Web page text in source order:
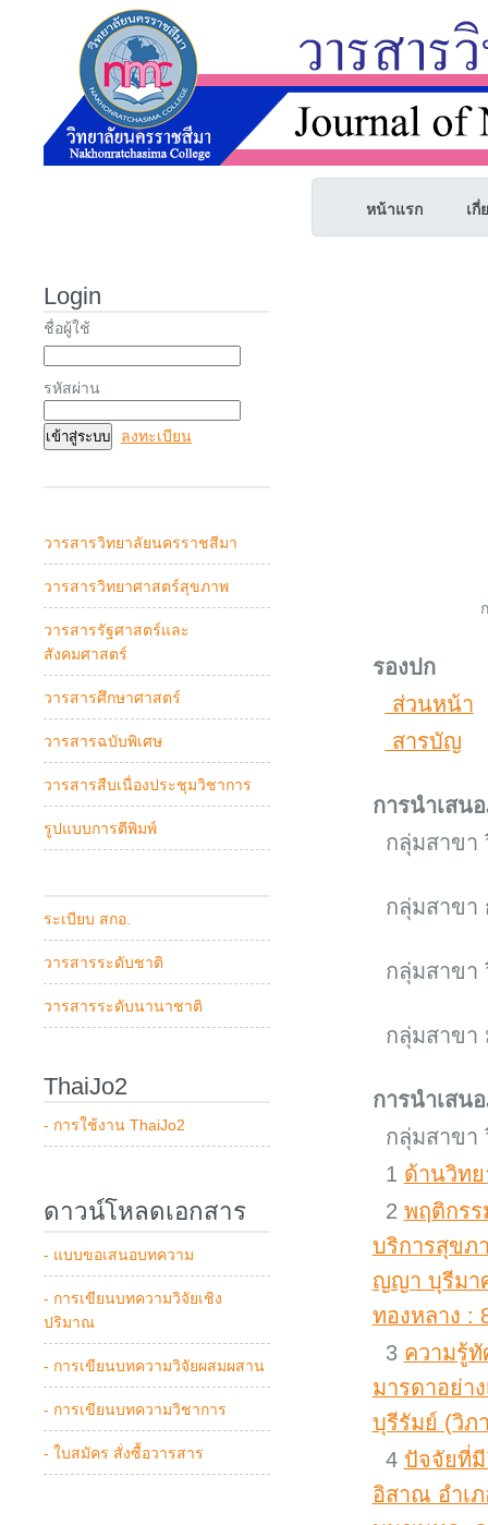
หน้าแรก เกี่
Login
ชื่อผู้ใช้
รหัสผ่าน
ลงทะเบียน
วารสารวิทยาลัยนครราชสีมา
วารสารวิทยาศาสตร์สุขภาพ
วารสารรัฐศาสตร์และ
สังคมศาสตร์
วารสารศึกษาศาสตร์
วารสารฉบับพิเศษ
วารสารสืบเนื่องประชุมวิชาการ
รูปแบบการตีพิมพ์
ระเบียบ สกอ.
วารสารระดับชาติ
วารสารระดับนานาชาติ
ThaiJo2
- การใช้งาน ThaiJo2
ดาวน์โหลดเอกสาร
- แบบขอเสนอบทความ
- การเขียนบทความวิจัยเชิง
ปริมาณ
- การเขียนบทความวิจัยผสมผสาน
- การเขียนบทความวิชาการ
- ใบสมัคร สั่งซื้อวารสาร
รองปก
ส่วนหน้า
สารบัญ
การนำเสน
กลุ่มสาขา
กลุ่มสาขา
กลุ่มสาขา
กลุ่มสาขา
การนำเสน
กลุ่มสาขา
1 ด้านวิท
2 พฤติกร
บริการสุขภ
ญญา บุรีมา
ทองหลาง :
3 ความรู้
มารดาอย่า
บุรีรัมย์ (วิ
4 ปัจจัยที่
อิสาณ อำเ